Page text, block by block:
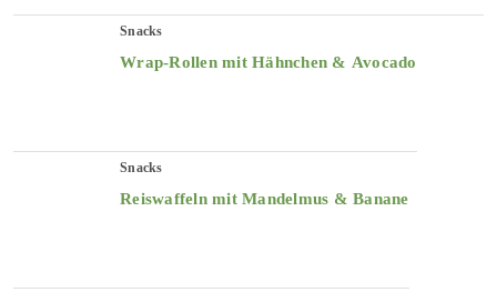
Snacks
Wrap-Rollen mit Hähnchen & Avocado
Snacks
Reiswaffeln mit Mandelmus & Banane